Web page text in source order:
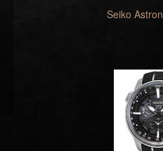
Seiko Astron